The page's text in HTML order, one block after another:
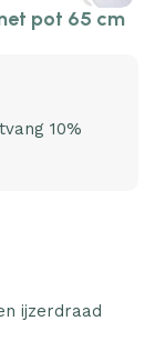
pot 65 cm
10%
ijzerdraad